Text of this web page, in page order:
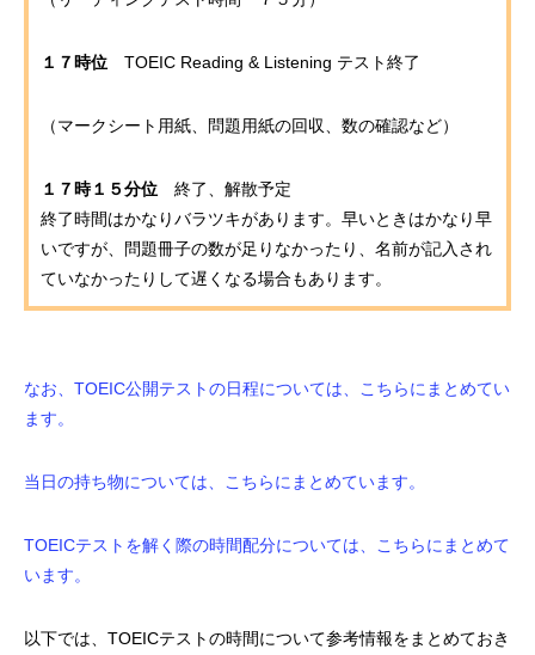
１７時位 TOEIC Reading & Listening テスト終了
（マークシート用紙、問題用紙の回収、数の確認など）
１７時１５分位 終了、解散予定
終了時間はかなりバラツキがあります。早いときはかなり早
いですが、問題冊子の数が足りなかったり、名前が記入され
ていなかったりして遅くなる場合もあります。
なお、TOEIC公開テストの日程については、こちらにまとめてい
ます。
当日の持ち物については、こちらにまとめています。
TOEICテストを解く際の時間配分については、こちらにまとめて
います。
以下では、TOEICテストの時間について参考情報をまとめておき